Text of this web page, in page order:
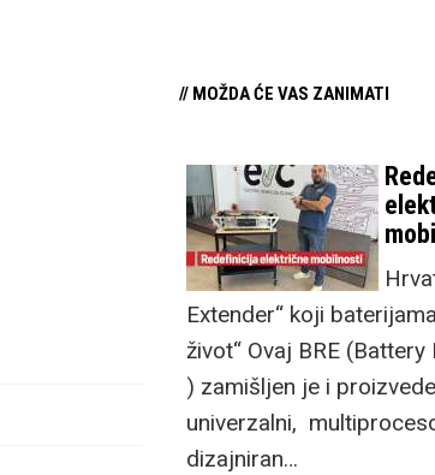
// MOŽDA ĆE VAS ZANIMATI
Extender“ koji
život“ Ovaj BRE (Battery
) zamišljen je i
univerzalni,
dizajniran…